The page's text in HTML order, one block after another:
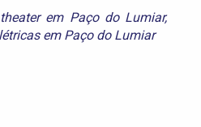
em Paço do Lumiar,
em Paço do Lumiar